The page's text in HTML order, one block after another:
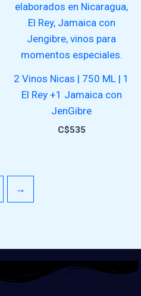
2 Vinos Nicas | 750 ML | 1
El Rey +1 Jamaica con
JenGibre
C$535
→